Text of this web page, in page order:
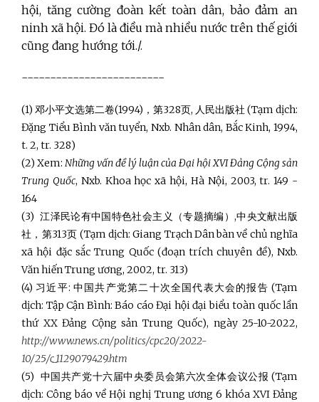
hội, tăng cường đoàn kết toàn dân, bảo đảm an
ninh xã hội. Đó là điều mà nhiều nước trên thế giới
cũng đang hướng tới./.
-------------------------
(1) 邓小平文选第二卷(1994)，第328页, 人民出版社 (Tạm dịch:
Đặng Tiểu Bình văn tuyển, Nxb. Nhân dân, Bắc Kinh, 1994,
t. 2, tr. 328)
(2) Xem: Những vấn đề lý luận của Đại hội XVI Đảng Cộng sản
Trung Quốc, Nxb. Khoa học xã hội, Hà Nội, 2003, tr. 149 -
164
(3) 江泽民论有中国特色社会主义（专题摘编）,中央文献出版
社，第313页 (Tạm dịch: Giang Trạch Dân bàn về chủ nghĩa
xã hội đặc sắc Trung Quốc (đoạn trích chuyên đề), Nxb.
Văn hiến Trung ương, 2002, tr. 313)
(4) 习近平: 中国共产党第二十次全国代表大会的报告 (Tạm
dịch: Tập Cận Bình: Báo cáo Đại hội đại biểu toàn quốc lần
thứ XX Đảng Cộng sản Trung Quốc), ngày 25-10-2022,
http://www.news.cn/politics/cpc20/2022-
10/25/c_1129079429.htm
(5) 中国共产党十六届中央委员会第六次全体会议公报 (Tạm
dịch: Công báo về Hội nghị Trung ương 6 khóa XVI Đảng